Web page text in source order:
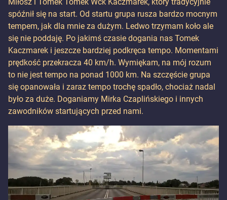
spóźnił się na start. Od startu grupa rusza bardzo mocnym
tempem, jak dla mnie za dużym. Ledwo trzymam koło ale
się nie poddaję. Po jakimś czasie dogania nas Tomek
Kaczmarek i jeszcze bardziej podkręca tempo. Momentami
prędkość przekracza 40 km/h. Wymiękam, na mój rozum
to nie jest tempo na ponad 1000 km. Na szczęście grupa
się opanowała i zaraz tempo trochę spadło, chociaż nadal
było za duże. Doganiamy Mirka Czaplińskiego i innych
zawodników startujących przed nami.